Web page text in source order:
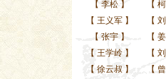
【 李松】 【
【 王义军】 【
【 张宇】 【
【 王学岭】 【
【 徐云叔 】 【